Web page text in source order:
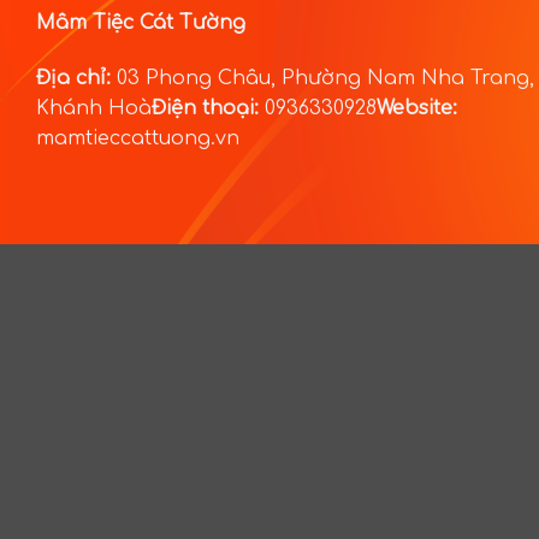
Mâm Tiệc Cát Tường
Địa chỉ: 03 Phong Châu, Phường Nam Nha
Khánh HoàĐiện thoại: 0936330928Website:
mamtieccattuong.vn